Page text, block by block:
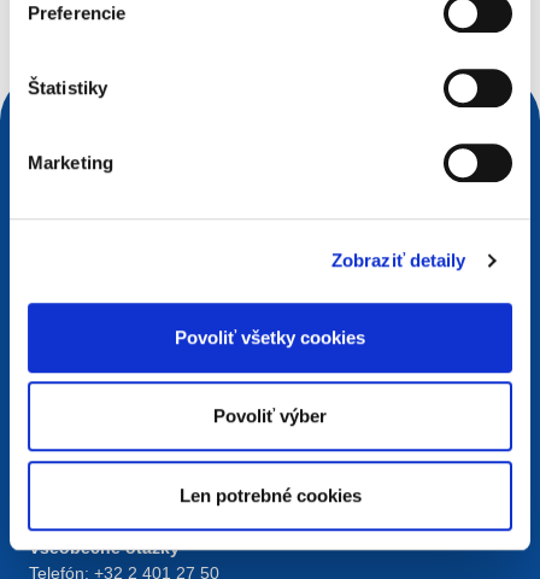
Preferencie
Štatistiky
Marketing
Zobraziť detaily
Povoliť všetky cookies
Povoliť výber
Len potrebné cookies
Kontakty
European Registry for Internet Domains vzw (EURid)
Telecomlaan 9/7
RPR Brussel – VAT BE 0864.240.405
Všeobecné otázky
Telefón: +32 2 401 27 50